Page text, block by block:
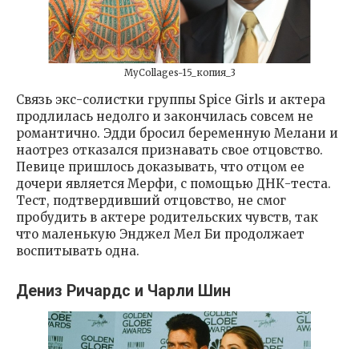
MyCollages-15_копия_3
Связь экс-солистки группы Spice Girls и актера
продлилась недолго и закончилась совсем не
романтично. Эдди бросил беременную Мелани и
наотрез отказался признавать свое отцовство.
Певице пришлось доказывать, что отцом ее
дочери является Мерфи, с помощью ДНК-теста.
Тест, подтвердивший отцовство, не смог
пробудить в актере родительских чувств, так
что маленькую Энджел Мел Би продолжает
воспитывать одна.
Дениз Ричардс и Чарли Шин